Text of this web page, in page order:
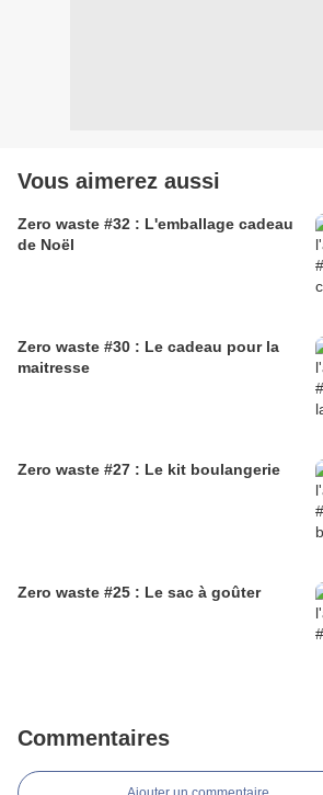
Vous aimerez aussi
Zero waste #32 : L'emballage cadeau
de Noël
Zero waste #30 : Le cadeau pour la
maitresse
Zero waste #27 : Le kit boulangerie
Zero waste #25 : Le sac à goûter
Commentaires